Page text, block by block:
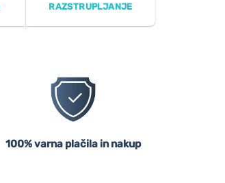
RAZSTRUPLJANJE
100% varna plačila in nakup